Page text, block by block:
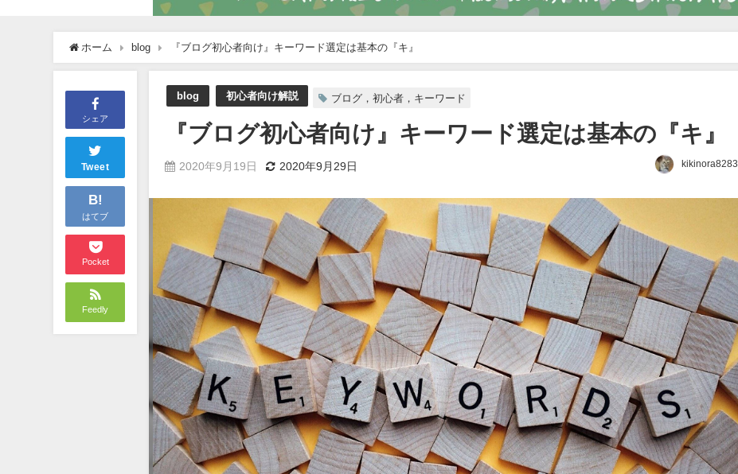
ホーム blog 『ブログ初心者向け』キーワード選定は基本の『キ』
シェア
Tweet
B!
はてブ
Pocket
Feedly
blog 初心者向け解説 ブログ，初心者，キーワード
『ブログ初心者向け』キーワード選定は基本の『キ』
2020年9月19日 2020年9月29日 kikinora8283